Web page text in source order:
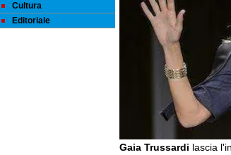
Cultura
Editoriale
Gaia Trussardi lascia